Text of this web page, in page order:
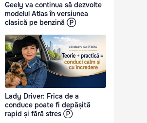
Geely va continua să dezvolte
modelul Atlas în versiunea
clasică pe benzină Ⓟ
Lady Driver: Frica de a
conduce poate fi depășită
rapid și fără stres Ⓟ